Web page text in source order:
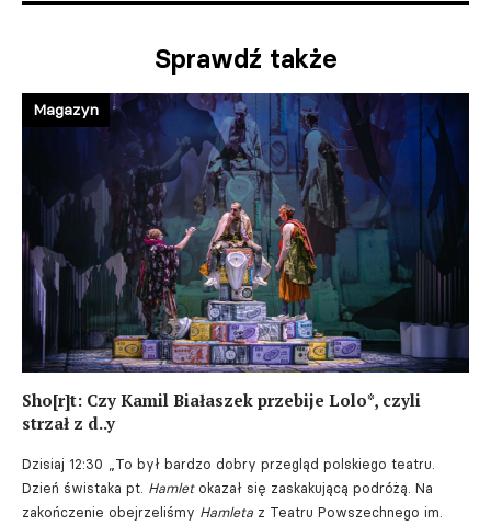
Sprawdź także
Sho[r]t: Czy Kamil Białaszek przebije Lolo*, czyli
strzał z d..y
Dzisiaj 12:30 „To był bardzo dobry przegląd polskiego teatru.
Dzień świstaka pt. Hamletokazał się zaskakującą podróżą. Na
zakończenie obejrzeliśmy Hamleta z Teatru Powszechnego im.
Magazyn